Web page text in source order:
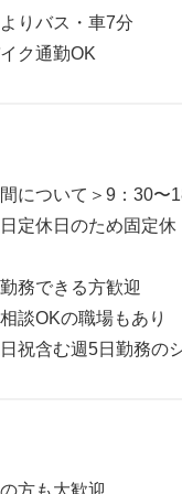
りバス・車7分
ク通勤OK
について＞9：30
定休日のため固定休
務できる方歓迎
談OKの職場もあり
祝含む週5日勤務の